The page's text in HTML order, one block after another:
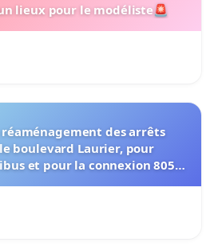
lieux pour le modéliste🚨
des arrêts
boulevard Laurier, pour
et pour la connexion 805-